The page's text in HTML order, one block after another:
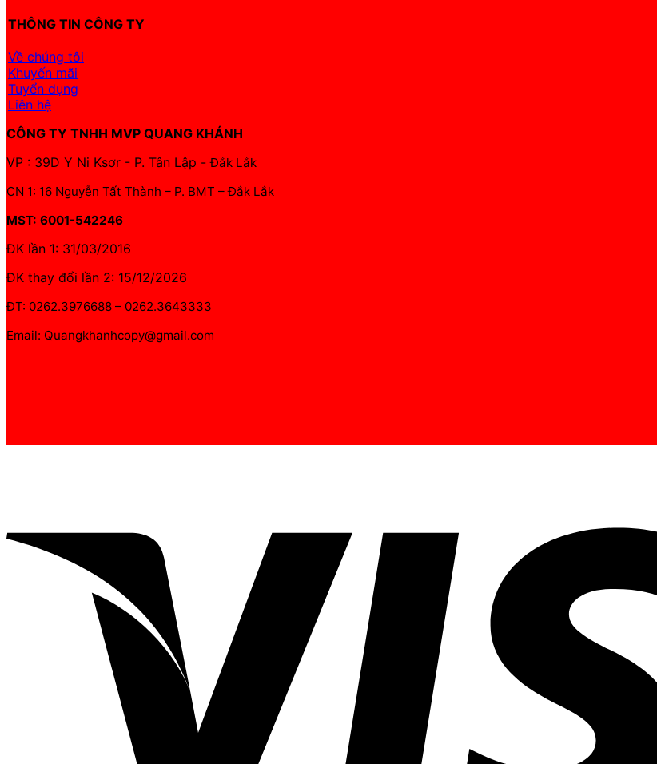
THÔNG TIN CÔNG TY
Về chúng tôi
Khuyến mãi
Tuyển dụng
Liên hệ
CÔNG TY TNHH MVP QUANG KHÁNH
VP : 39D Y Ni Ksơr - P. Tân Lập -Đắk Lắk
CN 1: 16 Nguyễn Tất Thành – P. BMT – Đắk Lắk
MST: 6001-542246
ĐK lần 1: 31/03/2016
ĐK thay đổi lần 2: 15/12/2026
ĐT: 0262.3976688 – 0262.3643333
Email: Quangkhanhcopy@gmail.com